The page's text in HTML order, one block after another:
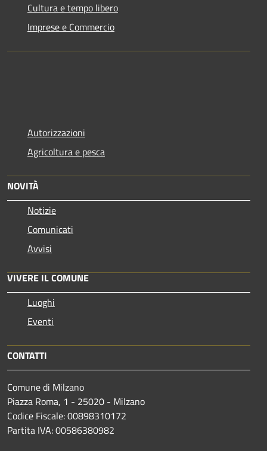
Cultura e tempo libero
Imprese e Commercio
Autorizzazioni
Agricoltura e pesca
NOVITÀ
Notizie
Comunicati
Avvisi
VIVERE IL COMUNE
Luoghi
Eventi
CONTATTI
Comune di Milzano
Piazza Roma, 1 - 25020 - Milzano
Codice Fiscale: 00898310172
Partita IVA: 00586380982